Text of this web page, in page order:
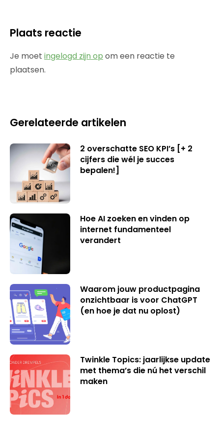
Plaats reactie
Je moet ingelogd zijn op om een reactie te
plaatsen.
Gerelateerde artikelen
2 overschatte SEO KPI’s [+ 2
cijfers die wél je succes
bepalen!]
Hoe AI zoeken en vinden op
internet fundamenteel
verandert
Waarom jouw productpagina
onzichtbaar is voor ChatGPT
(en hoe je dat nu oplost)
Twinkle Topics: jaarlijkse update
met thema’s die nú het verschil
maken